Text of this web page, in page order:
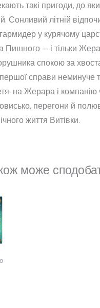
такі пригоди, до
Сонливий літній
у курячому
Пишного — і тільки
спокою за
справи неминуче
на Жерара і компанію
перегони й
життя Витівки.
може